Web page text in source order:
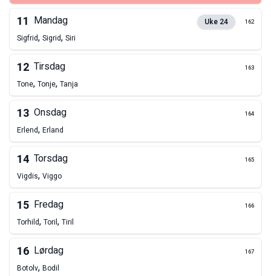
11 Mandag Uke 24 162
Sigfrid, Sigrid, Siri
12 Tirsdag 163
Tone, Tonje, Tanja
13 Onsdag 164
Erlend, Erland
14 Torsdag 165
Vigdis, Viggo
15 Fredag 166
Torhild, Toril, Tiril
16 Lørdag 167
Botolv, Bodil